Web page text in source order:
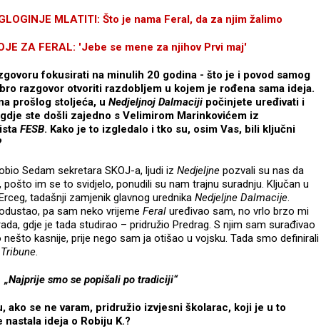
MLATITI: Što je nama Feral, da za njim žalimo
ZA FERAL: 'Jebe se mene za njihov Prvi maj'
fokusirati na minulih 20 godina - što je i povod samog
razgovor otvoriti razdobljem u kojem je rođena sama ideja.
prošlog stoljeća, u Nedjeljnoj Dalmaciji počinjete uređivati i
ste došli zajedno s Velimirom Marinkovićem iz
FESB. Kako je to izgledalo i tko su, osim Vas, bili ključni
Sedam sekretara SKOJ-a, ljudi iz Nedjeljne pozvali su nas da
im se to svidjelo, ponudili su nam trajnu suradnju. Ključan u
tadašnji zamjenik glavnog urednika Nedjeljne Dalmacije.
pa sam neko vrijeme Feral uređivao sam, no vrlo brzo mi
gdje je tada studirao – pridružio Predrag. S njim sam surađivao
nešto kasnije, prije nego sam ja otišao u vojsku. Tada smo definirali
.
„Najprije smo se popišali po tradiciji“
ako se ne varam, pridružio izvjesni školarac, koji je u to
nastala ideja o Robiju K.?